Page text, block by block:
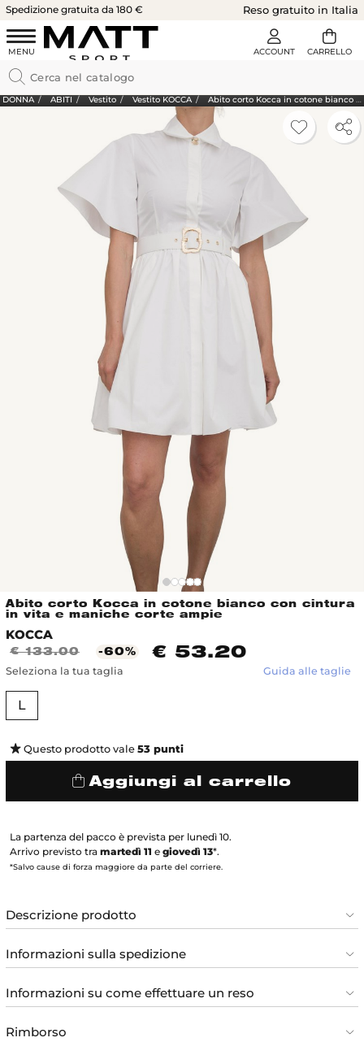
Spedizione gratuita da 180 € Reso gratuito in Italia
DONNA ABITI Vestito Vestito KOCCA Abito corto Kocca in cotone bianco con cintura in vita e maniche corte ampie
Abito corto Kocca in cotone bianco con cintura
in vita e maniche corte ampie
KOCCA
€ 133.00 -60% € 53.20
Seleziona la tua taglia Guida alle taglie
L
Questo prodotto vale 53 punti
Aggiungi al carrello
La partenza del pacco è prevista per lunedì 10.
Arrivo previsto tra martedì 11 e giovedì 13*.
*Salvo cause di forza maggiore da parte del corriere.
Descrizione prodotto
Informazioni sulla spedizione
Informazioni su come effettuare un reso
Rimborso